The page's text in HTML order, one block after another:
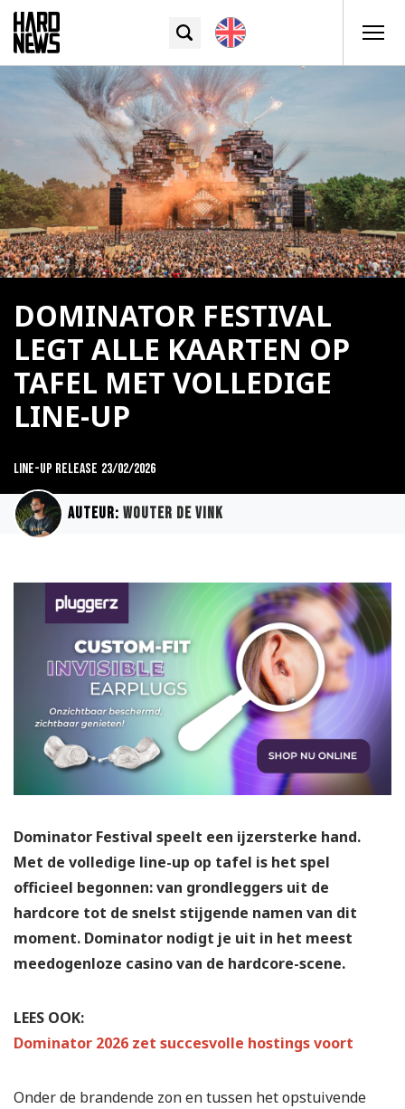
DOMINATOR FESTIVAL
LEGT ALLE KAARTEN OP
TAFEL MET VOLLEDIGE
LINE-UP
Line-up release 23/02/2026
Auteur: Wouter de Vink
Dominator Festival speelt een ijzersterke hand.
Met de volledige line-up op tafel is het spel
officieel begonnen: van grondleggers uit de
hardcore tot de snelst stijgende namen van dit
moment. Dominator nodigt je uit in het meest
meedogenloze casino van de hardcore-scene.
LEES OOK:
Dominator 2026 zet succesvolle hostings voort
Onder de brandende zon en tussen het opstuivende